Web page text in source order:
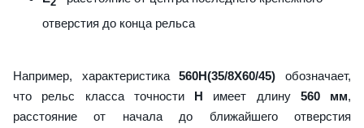
отверстия до конца рельса
Например, характеристика560H(35/8X60/45) обозначает,
что рельс класса точности H имеет длину 560 мм,
расстояние от начала до ближайшего отверстия